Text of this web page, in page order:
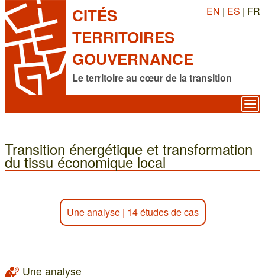
CITÉS
TERRITOIRES
GOUVERNANCE
Le territoire au cœur de la transition
EN | ES | FR
Transition énergétique et transformation
du tissu économique local
Une analyse| 14 études de cas
Une analyse